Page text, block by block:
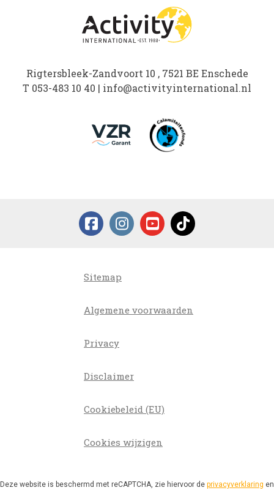
Rigtersbleek-Zandvoort 10 , 7521 BE Enschede
T 053-483 10 40 | info@activityinternational.nl
Sitemap
Algemene voorwaarden
Privacy
Disclaimer
Cookiebeleid (EU)
Cookies wijzigen
Deze website is beschermd met reCAPTCHA, zie hiervoor de privacyverklaring en